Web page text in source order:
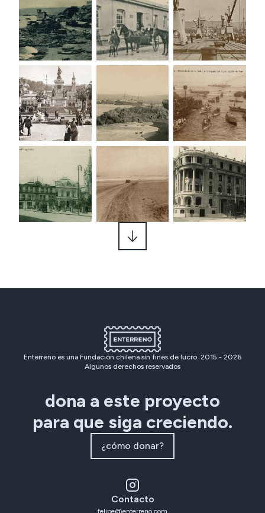
Enterreno es una Fundación chilena sin fines de lucro. 2015 - 2026
Algunos derechos reservados
dona a este proyecto
para que siga creciendo.
¿cómo donar?
Contacto
felipe@enterreno.com